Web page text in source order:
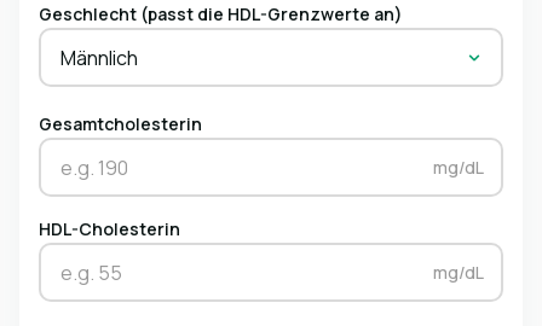
Geschlecht (passt die HDL-Grenzwerte an)
Männlich
Gesamtcholesterin
mg/dL
HDL-Cholesterin
mg/dL